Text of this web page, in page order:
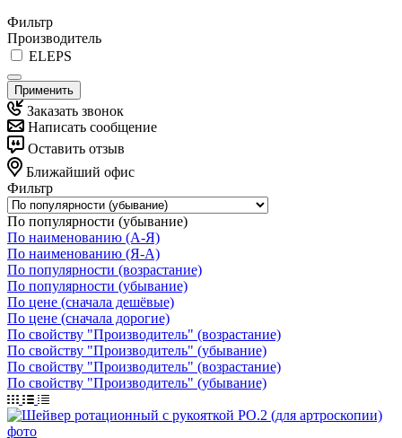
Фильтр
Производитель
ELEPS
Применить
Заказать звонок
Написать сообщение
Оставить отзыв
Ближайший офис
Фильтр
По популярности (убывание)
По наименованию (А-Я)
По наименованию (Я-А)
По популярности (возрастание)
По популярности (убывание)
По цене (сначала дешёвые)
По цене (сначала дорогие)
По свойству "Производитель" (возрастание)
По свойству "Производитель" (убывание)
По свойству "Производитель" (возрастание)
По свойству "Производитель" (убывание)